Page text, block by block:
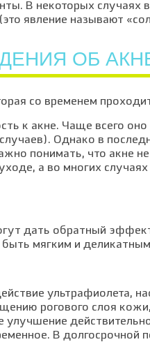
В некоторых случаях
явление называют
ОБ
со временем
к акне. Чаще всего оно
Однако в
понимать, что акне
а во многих
дать обратный
мягким и
ультрафиолета,
рогового слоя
улучшение
В долгосрочной